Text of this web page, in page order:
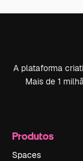
A plataforma
Mais de 1
Produtos
Spaces